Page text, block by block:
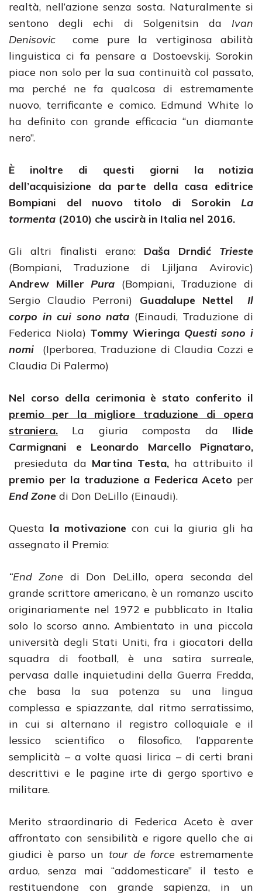
realtà, nell’azione senza sosta. Naturalmente si
sentono degli echi di Solgenitsin da Ivan
Denisovic
come pure la vertiginosa abilità
linguistica ci fa pensare a Dostoevskij. Sorokin
piace non solo per la sua continuità col passato,
ma perché ne fa qualcosa di estremamente
nuovo, terrificante e comico. Edmund White lo
ha definito con grande efficacia “un diamante
nero”.
È inoltre di questi giorni la notizia
dell’acquisizione da parte della casa editrice
Bompiani del nuovo titolo di Sorokin La
tormenta (2010) che uscirà in Italia nel 2016.
Gli altri finalisti erano: Daša Drndić Trieste
(Bompiani, Traduzione di Ljiljana Avirovic)
Andrew Miller Pura (Bompiani, Traduzione di
Sergio Claudio Perroni) Guadalupe Nettel
Il
corpo in cui sono nata (Einaudi, Traduzione di
Federica Niola) Tommy Wieringa Questi sono i
nomi (Iperborea, Traduzione di Claudia Cozzi e
Claudia Di Palermo)
Nel corso della cerimonia è stato conferito il
premio per la migliore traduzione di opera
straniera. La giuria composta da Ilide
Carmignani e Leonardo Marcello Pignataro,
presieduta da Martina Testa, ha attribuito il
premio per la traduzione a Federica Aceto per
End Zone di Don DeLillo (Einaudi).
Questa la motivazione con cui la giuria gli ha
assegnato il Premio:
“End Zone di Don DeLillo, opera seconda del
grande scrittore americano, è un romanzo uscito
originariamente nel 1972 e pubblicato in Italia
solo lo scorso anno. Ambientato in una piccola
università degli Stati Uniti, fra i giocatori della
squadra di football, è una satira surreale,
pervasa dalle inquietudini della Guerra Fredda,
che basa la sua potenza su una lingua
complessa e spiazzante, dal ritmo serratissimo,
in cui si alternano il registro colloquiale e il
lessico scientifico o filosofico, l’apparente
semplicità – a volte quasi lirica – di certi brani
descrittivi e le pagine irte di gergo sportivo e
militare.
Merito straordinario di Federica Aceto è aver
affrontato con sensibilità e rigore quello che ai
giudici è parso un tour de force estremamente
arduo, senza mai “addomesticare” il testo e
restituendone con grande sapienza, in un